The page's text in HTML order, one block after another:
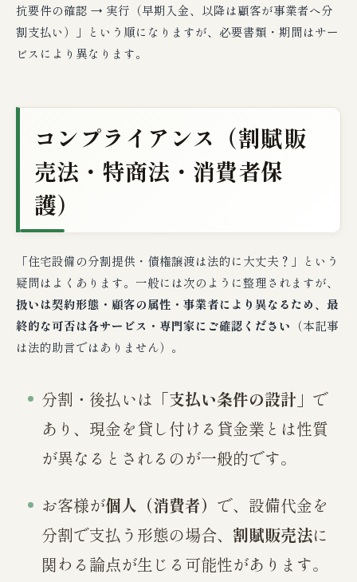
抗要件の確認 → 実行（早期入金、以降は顧客が事業者へ分
割支払い）」という順になりますが、必要書類・期間はサー
ビスにより異なります。
コンプライアンス（割賦販
売法・特商法・消費者保
護）
「住宅設備の分割提供・債権譲渡は法的に大丈夫？」という
疑問はよくあります。一般には次のように整理されますが、
扱いは契約形態・顧客の属性・事業者により異なるため、最
終的な可否は各サービス・専門家にご確認ください （本記事
は法的助言ではありません）。
分割・後払いは「支払い条件の設計 」で
あり、現金を貸し付ける貸金業とは性質
が異なるとされるのが一般的です。
お客様が個人（消費者） で、設備代金を
分割で支払う形態の場合、 割賦販売法に
関わる論点が生じる可能性があります。